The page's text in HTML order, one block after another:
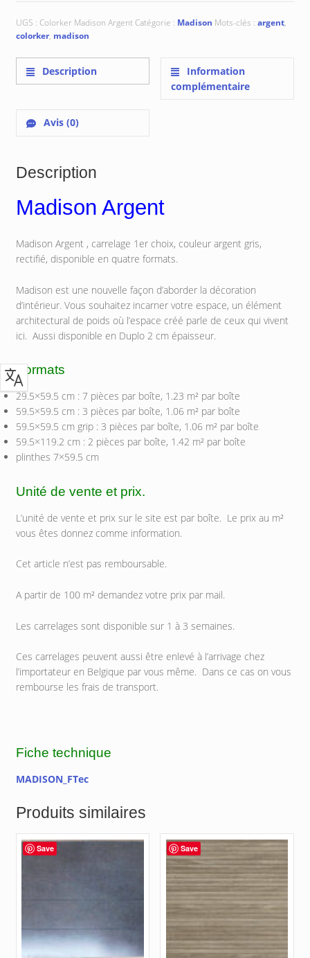
UGS : Colorker Madison ArgentCatégorie : Madison Mots-clés : argent,
colorker, madison
Description
Information
complémentaire
Avis (0)
Description
Madison Argent
Madison Argent , carrelage 1er choix, couleur argent gris,
rectifié, disponible en quatre formats.
Madison est une nouvelle façon d’aborder la décoration
d’intérieur. Vous souhaitez incarner votre espace, un élément
architectural de poids où l’espace créé parle de ceux qui vivent
ici. Aussi disponible en Duplo 2 cm épaisseur.
Formats
29.5×59.5 cm : 7 pièces par boîte, 1.23 m² par boîte
59.5×59.5 cm : 3 pièces par boîte, 1.06 m² par boîte
59.5×59.5 cm grip : 3 pièces par boîte, 1.06 m² par boîte
59.5×119.2 cm : 2 pièces par boîte, 1.42 m² par boîte
plinthes 7×59.5 cm
Unité de vente et prix.
L’unité de vente et prix sur le site est par boîte. Le prix au m²
vous êtes donnez comme information.
Cet article n’est pas remboursable.
A partir de 100 m² demandez votre prix par mail.
Les carrelages sont disponible sur 1 à 3 semaines.
Ces carrelages peuvent aussi être enlevé à l’arrivage chez
l’importateur en Belgique par vous même. Dans ce cas on vous
rembourse les frais de transport.
Fiche technique
MADISON_FTec
Produits similaires
Save Save